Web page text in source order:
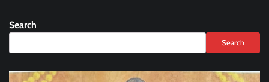
Search
Search